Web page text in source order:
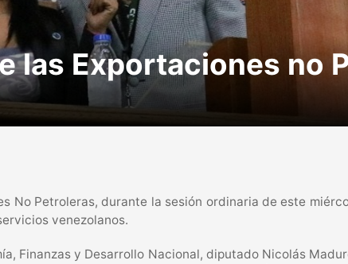
las Exportaciones no
No Petroleras, durante la sesión ordinaria de este
venezolanos.
Finanzas y Desarrollo Nacional, diputado Nicolás